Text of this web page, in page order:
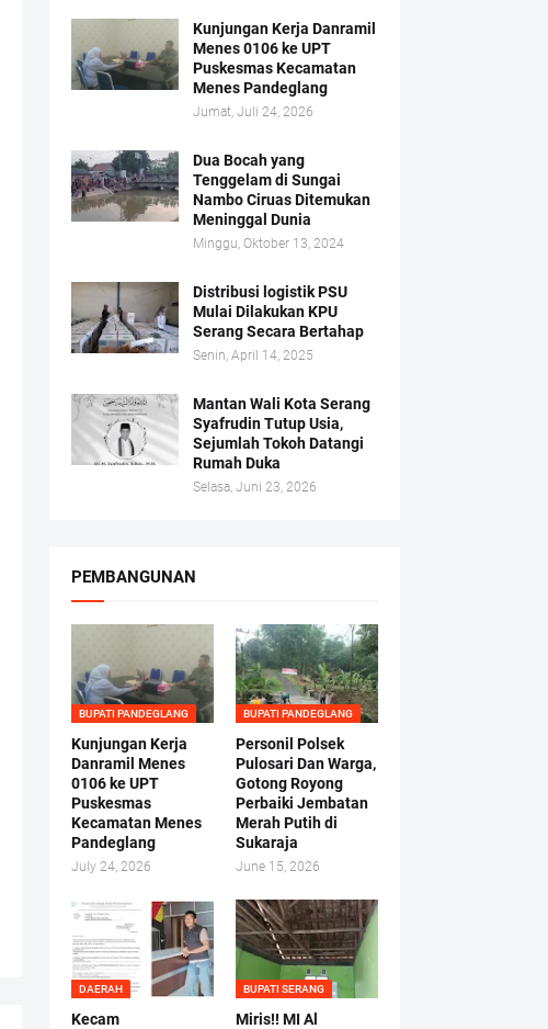
Kunjungan Kerja Danramil
Menes 0106 ke UPT
Puskesmas Kecamatan
Menes Pandeglang
Jumat, Juli 24, 2026
Dua Bocah yang
Tenggelam di Sungai
Nambo Ciruas Ditemukan
Meninggal Dunia
Minggu, Oktober 13, 2024
Distribusi logistik PSU
Mulai Dilakukan KPU
Serang Secara Bertahap
Senin, April 14, 2025
Mantan Wali Kota Serang
Syafrudin Tutup Usia,
Sejumlah Tokoh Datangi
Rumah Duka
Selasa, Juni 23, 2026
PEMBANGUNAN
BUPATI PANDEGLANG
Kunjungan Kerja
Danramil Menes
0106 ke UPT
Puskesmas
Kecamatan Menes
Pandeglang
July 24, 2026
BUPATI PANDEGLANG
Personil Polsek
Pulosari Dan Warga,
Gotong Royong
Perbaiki Jembatan
Merah Putih di
Sukaraja
June 15, 2026
DAERAH
Kecam
BUPATI SERANG
Miris!! MI Al